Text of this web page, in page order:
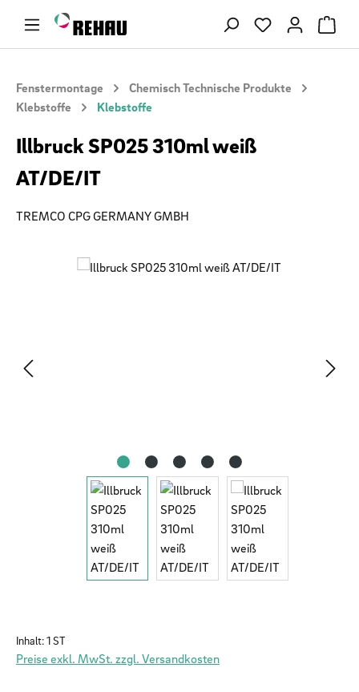
Zum Hauptinhalt springen Du hast 0
Fenstermontage
Chemisch Technische Produkte
Klebstoffe
Klebstoffe
Illbruck SP025 310ml weiß
AT/DE/IT
TREMCO CPG GERMANY GMBH
Bildergalerie überspringen
Inhalt:1 ST
Preise exkl. MwSt. zzgl. Versandkosten